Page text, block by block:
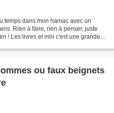
temps dans mon hamac avec un
Rien à faire, rien à penser, juste
! Les livres et moi c'est une grande
ou faux beignets